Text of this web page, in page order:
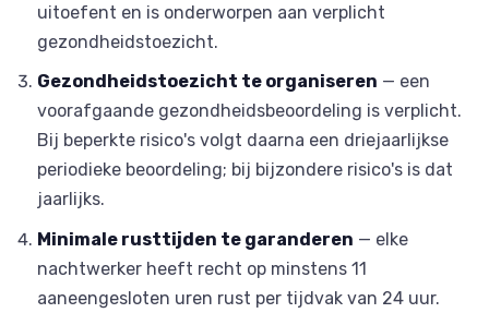
uitoefent en is onderworpen aan verplicht
gezondheidstoezicht.
Gezondheidstoezicht te organiseren — een
voorafgaande gezondheidsbeoordeling is verplicht.
Bij beperkte risico's volgt daarna een driejaarlijkse
periodieke beoordeling; bij bijzondere risico's is dat
jaarlijks.
Minimale rusttijden te garanderen — elke
nachtwerker heeft recht op minstens 11
aaneengesloten uren rust per tijdvak van 24 uur.